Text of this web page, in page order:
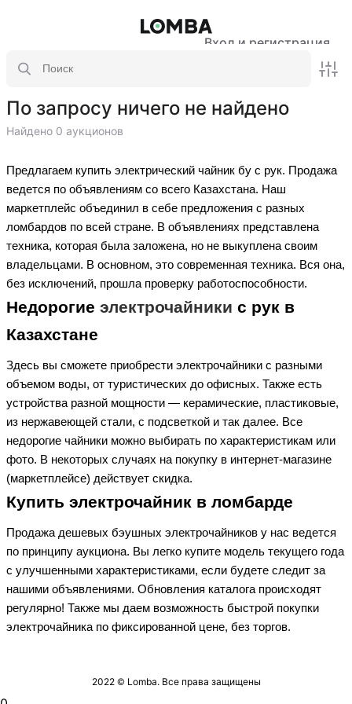
Вход и регистрация
По запросу ничего не найдено
Найдено 0 аукционов
Предлагаем купить электрический чайник бу с рук. Продажа
ведется по объявлениям со всего Казахстана. Наш
маркетплейс объединил в себе предложения с разных
ломбардов по всей стране. В объявлениях представлена
техника, которая была заложена, но не выкуплена своим
владельцами. В основном, это современная техника. Вся она,
без исключений, прошла проверку работоспособности.
Недорогие электрочайники с рук в
Казахстане
Здесь вы сможете приобрести электрочайники с разными
объемом воды, от туристических до офисных. Также есть
устройства разной мощности — керамические, пластиковые,
из нержавеющей стали, с подсветкой и так далее. Все
недорогие чайники можно выбирать по характеристикам или
фото. В некоторых случаях на покупку в интернет-магазине
(маркетплейсе) действует скидка.
Купить электрочайник в ломбарде
Продажа дешевых бэушных электрочайников у нас ведется
по принципу аукциона. Вы легко купите модель текущего года
с улучшенными характеристиками, если будете следит за
нашими объявлениями. Обновления каталога происходят
регулярно! Также мы даем возможность быстрой покупки
электрочайника по фиксированной цене, без торгов.
2022 © Lomba. Все права защищены